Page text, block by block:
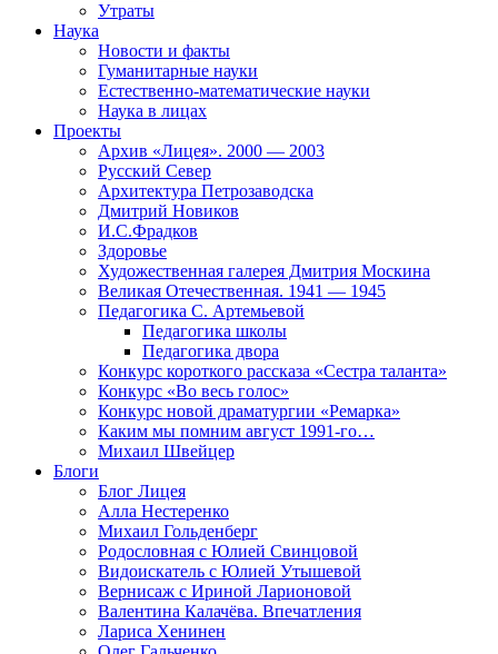
Утраты
Наука
Новости и факты
Гуманитарные науки
Естественно-математические науки
Наука в лицах
Проекты
Архив «Лицея». 2000 — 2003
Русский Север
Архитектура Петрозаводска
Дмитрий Новиков
И.С.Фрадков
Здоровье
Художественная галерея Дмитрия Москина
Великая Отечественная. 1941 — 1945
Педагогика С. Артемьевой
Педагогика школы
Педагогика двора
Конкурс короткого рассказа «Сестра таланта»
Конкурс «Во весь голос»
Конкурс новой драматургии «Ремарка»
Каким мы помним август 1991-го…
Михаил Швейцер
Блоги
Блог Лицея
Алла Нестеренко
Михаил Гольденберг
Родословная с Юлией Свинцовой
Видоискатель с Юлией Утышевой
Вернисаж с Ириной Ларионовой
Валентина Калачёва. Впечатления
Лариса Хенинен